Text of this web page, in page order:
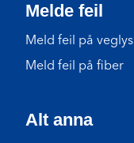
Melde feil
Meld feil på veglys
Meld feil på fiber
Alt anna